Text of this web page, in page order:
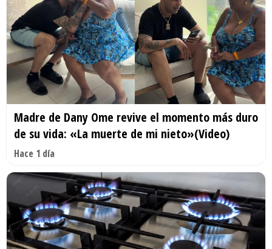
Madre de Dany Ome revive el momento más duro
de su vida: «La muerte de mi nieto»(Video)
Hace 1 día